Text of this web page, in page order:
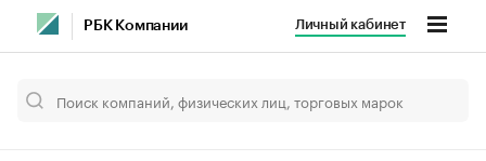
РБК Компании Личный кабинет